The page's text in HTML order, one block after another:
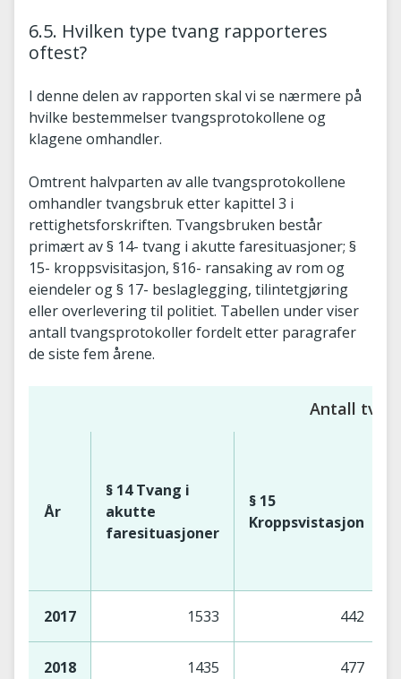
6.5. Hvilken type tvang rapporteres
oftest?
I denne delen av rapporten skal vi se nærmere på
hvilke bestemmelser tvangsprotokollene og
klagene omhandler.
Omtrent halvparten av alle tvangsprotokollene
omhandler tvangsbruk etter kapittel 3 i
rettighetsforskriften. Tvangsbruken består
primært av § 14- tvang i akutte faresituasjoner; §
15- kroppsvisitasjon, §16- ransaking av rom og
eiendeler og § 17- beslaglegging, tilintetgjøring
eller overlevering til politiet. Tabellen under viser
antall tvangsprotokoller fordelt etter paragrafer
de siste fem årene.
Antall
År
§ 14 Tvang i
akutte
faresituasjoner
§ 15
Kroppsvistasjon
2017 1533 442
2018 1435 477